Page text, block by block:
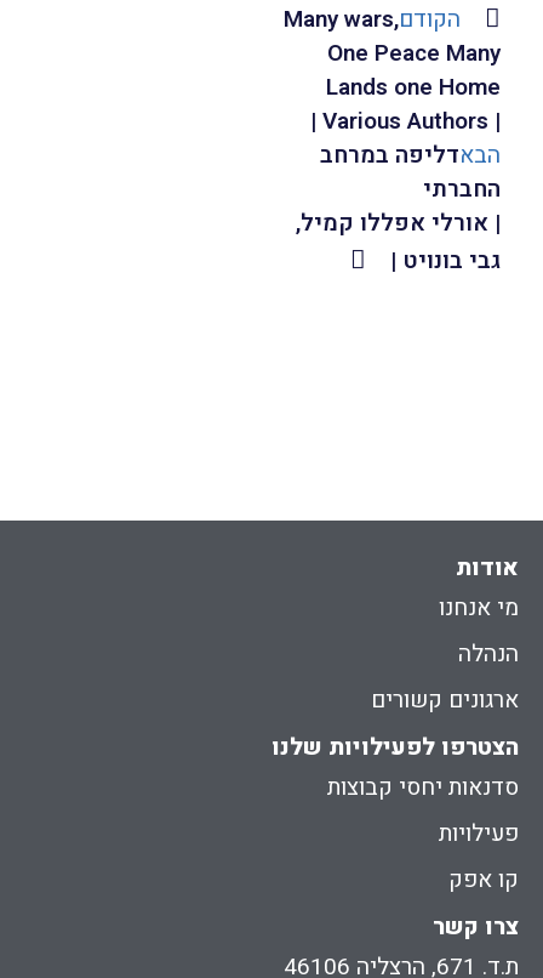
הקודםMany wars,
One Peace Many
Lands one Home
| Various Authors |
הבאדליפה במרחב
החברתי
| אורלי אפללו קמיל,
גבי בונויט |
אודות
מי אנחנו
הנהלה
ארגונים קשורים
הצטרפו לפעילויות שלנו
סדנאות יחסי קבוצות
פעילויות
קו אפק
צרו קשר
ת.ד. 671, הרצליה 46106